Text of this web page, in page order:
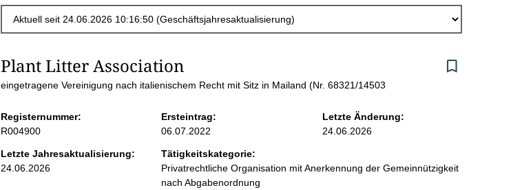
S
i
t
Plant Litter Association
eingetragene Vereinigung nach italienischem Recht mit Sitz in Mailand (Nr. 68321/14503
Registernummer:
R004900
Ersteintrag:
06.07.2022
Letzte Änderung:
24.06.2026
Letzte Jahresaktualisierung:
24.06.2026
Tätigkeitskategorie:
Privatrechtliche Organisation mit Anerkennung der Gemeinnützigkeit
nach Abgabenordnung